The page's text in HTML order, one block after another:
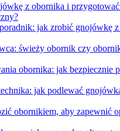
z obornika i
jak zrobić gnojówkę
świeży obornik czy
obornika: jak bezpiecznie
jak podlewać
obornikiem, aby zapewnić